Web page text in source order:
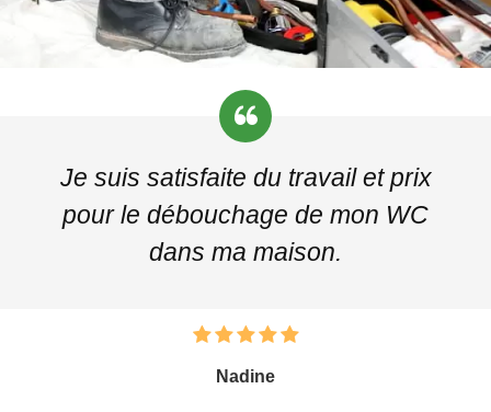
Je suis satisfaite du travail et prix
pour le débouchage de mon WC
dans ma maison.
Nadine